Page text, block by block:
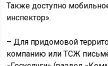
Также доступно
инспектор».
– Для придомовой
компанию или ТСЖ